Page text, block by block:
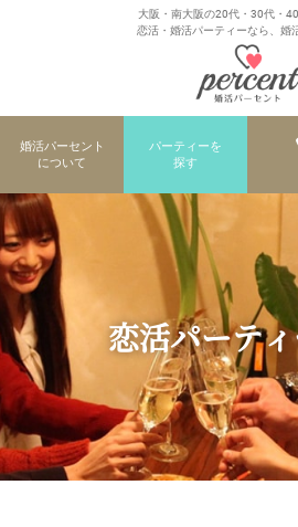
大阪・南大阪の20代・30代・
恋活・婚活パーティーなら、婚
婚活パーセント
について
パーティーを
探す
恋活パーテ